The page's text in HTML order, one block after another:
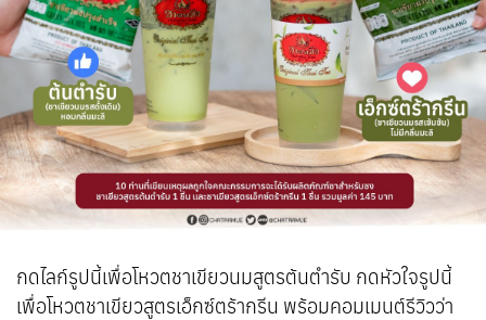
กดไลก์รูปนี้เพื่อโหวตชาเขียวนมสูตรต้นตำรับ กดหัวใจรูปนี้
เพื่อโหวตชาเขียวสูตรเอ็กซ์ตร้ากรีน พร้อมคอมเมนต์รีวิวว่า